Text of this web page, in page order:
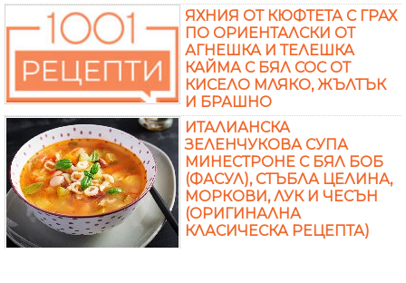
ЯХНИЯ ОТ КЮФТЕТА С ГРАХ
ПО ОРИЕНТАЛСКИ ОТ
АГНЕШКА И ТЕЛЕШКА
КАЙМА С БЯЛ СОС ОТ
КИСЕЛО МЛЯКО, ЖЪЛТЪК
И БРАШНО
ИТАЛИАНСКА
ЗЕЛЕНЧУКОВА СУПА
МИНЕСТРОНЕ С БЯЛ БОБ
(ФАСУЛ), СТЪБЛА ЦЕЛИНА,
МОРКОВИ, ЛУК И ЧЕСЪН
(ОРИГИНАЛНА
КЛАСИЧЕСКА РЕЦЕПТА)